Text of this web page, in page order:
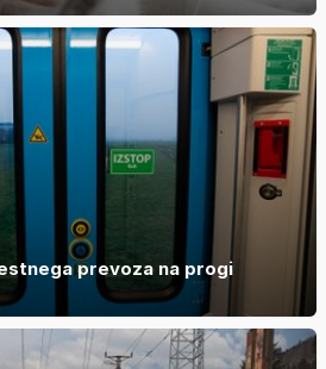
prevoza na progi